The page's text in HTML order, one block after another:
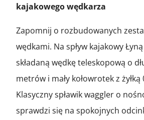
kajakowego wędkarza
Zapomnij o rozbudowanych
wędkami. Na spływ kajakowy
składaną wędkę teleskopową o
metrów i mały kołowrotek z żyłką
Klasyczny spławik waggler o
sprawdzi się na spokojnych